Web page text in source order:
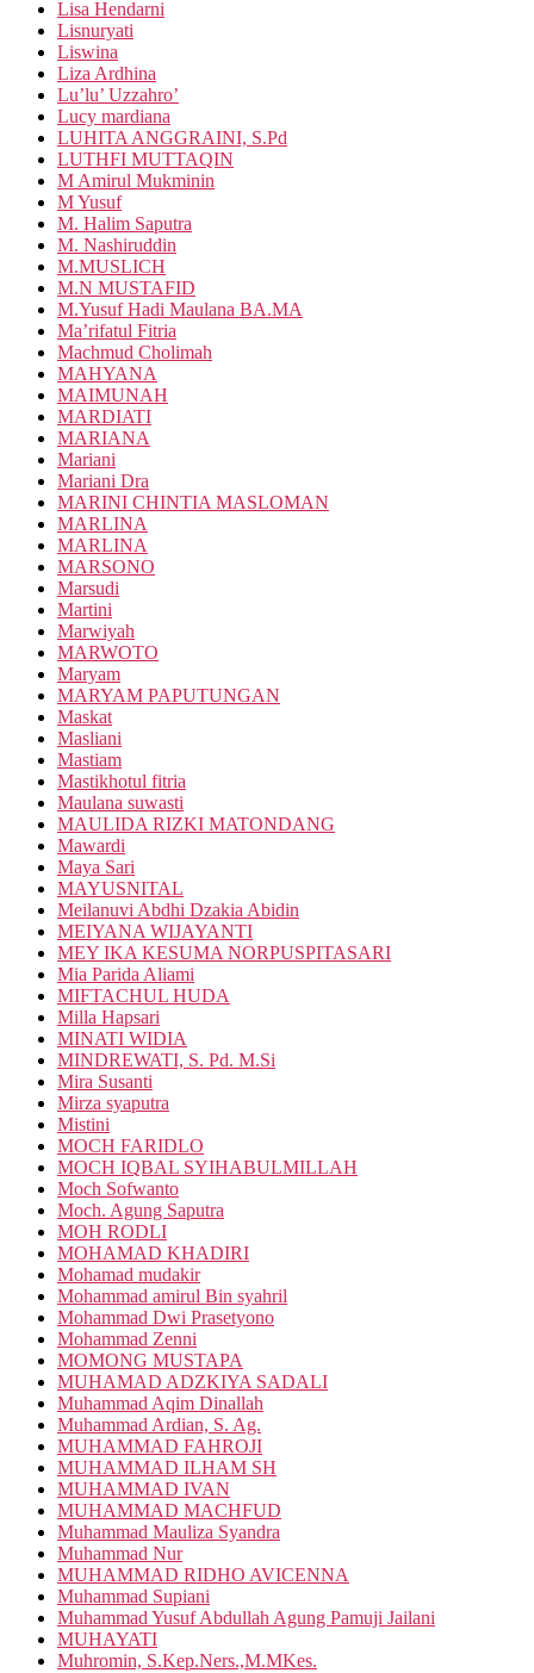
Lisa Hendarni
Lisnuryati
Liswina
Liza Ardhina
Lu’lu’ Uzzahro’
Lucy mardiana
LUHITA ANGGRAINI, S.Pd
LUTHFI MUTTAQIN
M Amirul Mukminin
M Yusuf
M. Halim Saputra
M. Nashiruddin
M.MUSLICH
M.N MUSTAFID
M.Yusuf Hadi Maulana BA.MA
Ma’rifatul Fitria
Machmud Cholimah
MAHYANA
MAIMUNAH
MARDIATI
MARIANA
Mariani
Mariani Dra
MARINI CHINTIA MASLOMAN
MARLINA
MARLINA
MARSONO
Marsudi
Martini
Marwiyah
MARWOTO
Maryam
MARYAM PAPUTUNGAN
Maskat
Masliani
Mastiam
Mastikhotul fitria
Maulana suwasti
MAULIDA RIZKI MATONDANG
Mawardi
Maya Sari
MAYUSNITAL
Meilanuvi Abdhi Dzakia Abidin
MEIYANA WIJAYANTI
MEY IKA KESUMA NORPUSPITASARI
Mia Parida Aliami
MIFTACHUL HUDA
Milla Hapsari
MINATI WIDIA
MINDREWATI, S. Pd. M.Si
Mira Susanti
Mirza syaputra
Mistini
MOCH FARIDLO
MOCH IQBAL SYIHABULMILLAH
Moch Sofwanto
Moch. Agung Saputra
MOH RODLI
MOHAMAD KHADIRI
Mohamad mudakir
Mohammad amirul Bin syahril
Mohammad Dwi Prasetyono
Mohammad Zenni
MOMONG MUSTAPA
MUHAMAD ADZKIYA SADALI
Muhammad Aqim Dinallah
Muhammad Ardian, S. Ag.
MUHAMMAD FAHROJI
MUHAMMAD ILHAM SH
MUHAMMAD IVAN
MUHAMMAD MACHFUD
Muhammad Mauliza Syandra
Muhammad Nur
MUHAMMAD RIDHO AVICENNA
Muhammad Supiani
Muhammad Yusuf Abdullah Agung Pamuji Jailani
MUHAYATI
Muhromin, S.Kep.Ners.,M.MKes.